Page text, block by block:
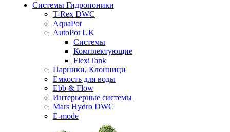
Системы Гидропоники
T-Rex DWC
AquaPot
AutoPot UK
Системы
Комплектующие
FlexiTank
Парники, Клонници
Емкость для воды
Ebb & Flow
Интерьерные системы
Mars Hydro DWC
E-mode